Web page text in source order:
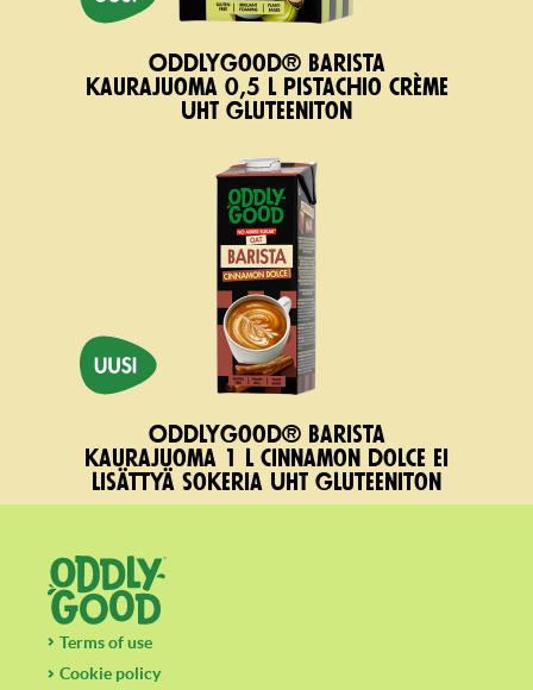
Oddlygood® Barista
kaurajuoma 0,5 l pistachio crème
UHT gluteeniton
Oddlygood® Barista
kaurajuoma 1 l cinnamon dolce ei
lisättyä sokeria UHT gluteeniton
Terms of use
Cookie policy